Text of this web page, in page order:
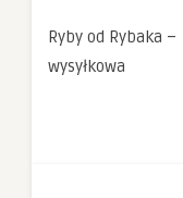
Ryby od Rybaka –
wysyłkowa